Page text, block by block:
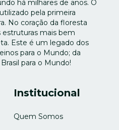
há milhares de anos. O
pela primeira
No coração da floresta
mais bem
Este é um legado dos
para o Mundo; da
para o Mundo!
Institucional
Quem Somos